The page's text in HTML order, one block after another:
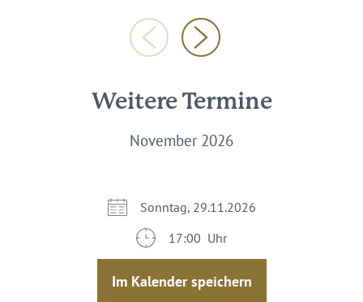
Weitere Termine
November 2026
Sonntag, 29.11.2026
17:00 Uhr
Im Kalender speichern